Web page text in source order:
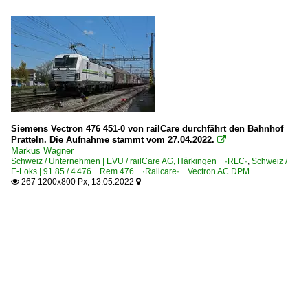
Siemens Vectron 476 451-0 von railCare durchfährt den Bahnhof
Pratteln. Die Aufnahme stammt vom 27.04.2022. 
Markus Wagner
Schweiz / Unternehmen | EVU / railCare AG, Härkingen ·RLC·, Schweiz /
E-Loks | 91 85 / 4 476 Rem 476 ·Railcare· Vectron AC DPM
 267 1200x800 Px, 13.05.2022 